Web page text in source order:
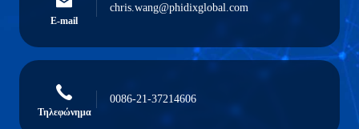
E-mail
chris.wang@phidixglobal.com
Τηλεφώνημα
0086-21-37214606